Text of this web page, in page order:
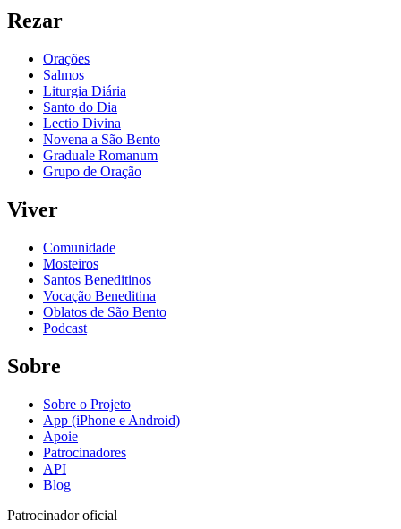
Rezar
Orações
Salmos
Liturgia Diária
Santo do Dia
Lectio Divina
Novena a São Bento
Graduale Romanum
Grupo de Oração
Viver
Comunidade
Mosteiros
Santos Beneditinos
Vocação Beneditina
Oblatos de São Bento
Podcast
Sobre
Sobre o Projeto
App (iPhone e Android)
Apoie
Patrocinadores
API
Blog
Patrocinador oficial